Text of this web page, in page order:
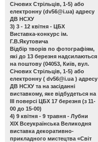
Січових Стрільців, 1-5) або
електронну (dv56@i.ua) адресу
ДВ НСХУ
3) 3 - 12 квітня - ЦБХ
Виставка-конкурс ім.
Г.В.Якутовича
Відбір творів по фотографіям,
які до 13 березня надсилаються
на поштову (04053, Київ, вул.
Січових Стрільців, 1-5) або
електронну ( dv56@i.ua ) адресу
ДВ НСХУ та на засіданні
виставкому, яке відбудеться на
ІІІ поверсі ЦБХ 17 березня (з 11-
00 до 15-00)
4) 9 квітня - 9 травня - Лубни
ХІХ Всеукраїнська Великодня
виставка декоративно-
прикладного мистецтва «Світ